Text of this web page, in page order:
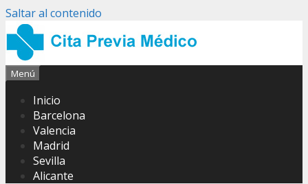
Saltar al contenido
Menú
Inicio
Barcelona
Valencia
Madrid
Sevilla
Alicante